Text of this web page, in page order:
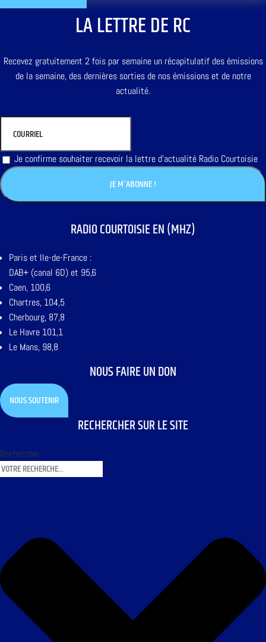
LA LETTRE DE RC
Recevez gratuitement 2 fois par semaine un récapitulatif des émissions
de la semaine, des dernières sorties de nos émissions et de notre
actualité.
Je confirme souhaiter recevoir la lettre d'actualité Radio Courtoisie
RADIO COURTOISIE EN (MHZ)
Paris et Ile-de-France :
DAB+ (canal 6D) et 95,6
Caen, 100,6
Chartres, 104,5
Cherbourg, 87,8
Le Havre 101,1
Le Mans, 98,8
NOUS FAIRE UN DON
NOUS SOUTENIR
RECHERCHER SUR LE SITE
Rechercher